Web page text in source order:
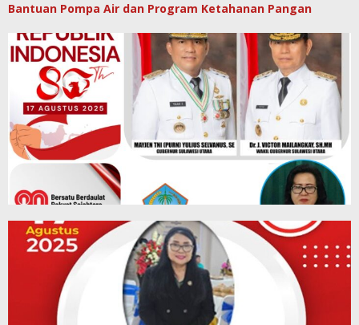
Bantuan Pompa Air dan Program Ketahanan Pangan